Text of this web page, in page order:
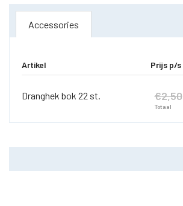
Accessories
Artikel Prijs p/s
Dranghek bok 22 st. €2,50
Totaal